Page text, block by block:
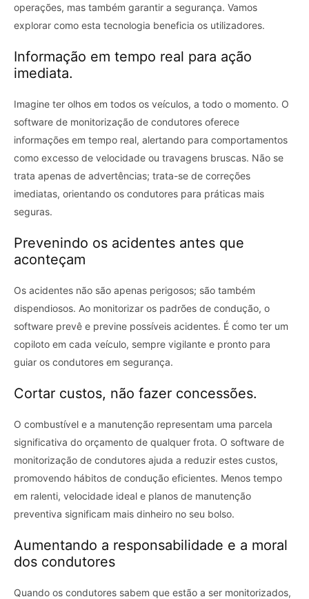
operações, mas também garantir a segurança. Vamos
explorar como esta tecnologia beneficia os utilizadores.
Informação em tempo real para ação
imediata.
Imagine ter olhos em todos os veículos, a todo o momento. O
software de monitorização de condutores oferece
informações em tempo real, alertando para comportamentos
como excesso de velocidade ou travagens bruscas. Não se
trata apenas de advertências; trata-se de correções
imediatas, orientando os condutores para práticas mais
seguras.
Prevenindo os acidentes antes que
aconteçam
Os acidentes não são apenas perigosos; são também
dispendiosos. Ao monitorizar os padrões de condução, o
software prevê e previne possíveis acidentes. É como ter um
copiloto em cada veículo, sempre vigilante e pronto para
guiar os condutores em segurança.
Cortar custos, não fazer concessões.
O combustível e a manutenção representam uma parcela
significativa do orçamento de qualquer frota. O software de
monitorização de condutores ajuda a reduzir estes custos,
promovendo hábitos de condução eficientes. Menos tempo
em ralenti, velocidade ideal e planos de manutenção
preventiva significam mais dinheiro no seu bolso.
Aumentando a responsabilidade e a moral
dos condutores
Quando os condutores sabem que estão a ser monitorizados,